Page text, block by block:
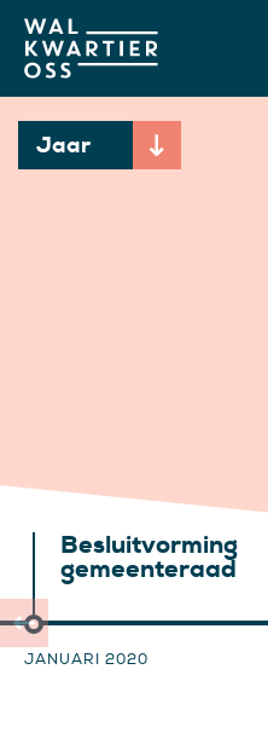
Jaar
JANUARI 2020
Besluitvorming
gemeenteraad